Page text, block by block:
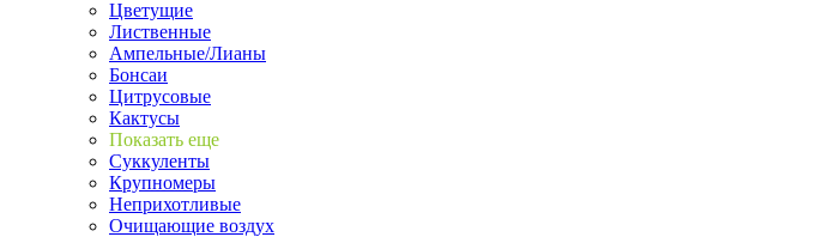
Цветущие
Лиственные
Ампельные/Лианы
Бонсаи
Цитрусовые
Кактусы
Показать еще
Суккуленты
Крупномеры
Неприхотливые
Очищающие воздух